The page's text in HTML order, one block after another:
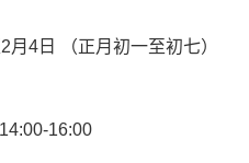
4日 （正月初一至初七）
16:00